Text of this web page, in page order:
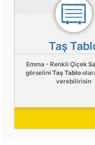
Taş
Emma - Renkli Çiçek
görselini Taş Tablo
verebilirisin